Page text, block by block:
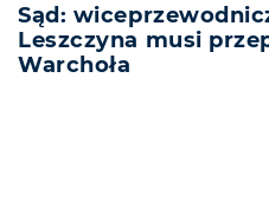
Sąd:
Leszczyna musi
Warchoła